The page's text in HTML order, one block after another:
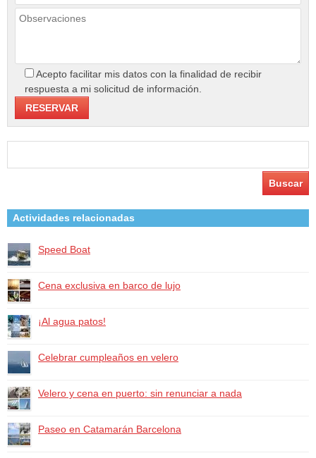
Acepto facilitar mis datos con la finalidad de recibir
respuesta a mi solicitud de información.
Actividades relacionadas
Speed Boat
Cena exclusiva en barco de lujo
¡Al agua patos!
Celebrar cumpleaños en velero
Velero y cena en puerto: sin renunciar a nada
Paseo en Catamarán Barcelona